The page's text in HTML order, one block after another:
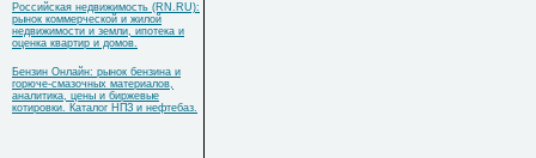
Российская недвижимость (RN.RU):
рынок коммерческой и жилой
недвижимости и земли, ипотека и
оценка квартир и домов.
Бензин Онлайн: рынок бензина и
горюче-смазочных материалов,
аналитика, цены и биржевые
котировки. Каталог НПЗ и нефтебаз.